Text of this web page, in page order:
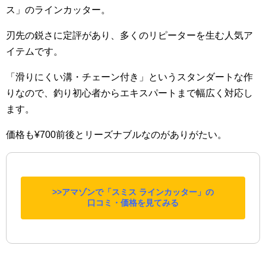
ス」のラインカッター。
刃先の鋭さに定評があり、多くのリピーターを生む人気ア
イテムです。
「滑りにくい溝・チェーン付き」というスタンダートな作
りなので、釣り初心者からエキスパートまで幅広く対応し
ます。
価格も¥700前後とリーズナブルなのがありがたい。
>>アマゾンで「スミス ラインカッター」の
口コミ・価格を見てみる